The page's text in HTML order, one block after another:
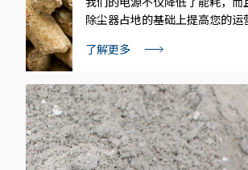
除尘器占地的基础上提高您的运
了解更多